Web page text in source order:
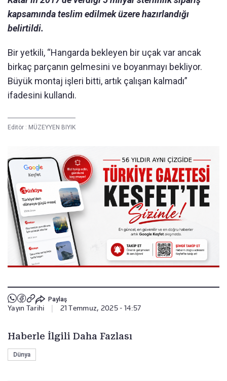
kapsamında teslim edilmek üzere hazırlandığı
belirtildi.
Bir yetkili, “Hangarda bekleyen bir uçak var ancak
birkaç parçanın gelmesini ve boyanmayı bekliyor.
Büyük montaj işleri bitti, artık çalışan kalmadı”
ifadesini kullandı.
Editör : MÜZEYYEN BIYIK
Paylaş
Yayın Tarihi 21 Temmuz, 2025 - 14:57
Haberle İlgili Daha Fazlası
Dünya